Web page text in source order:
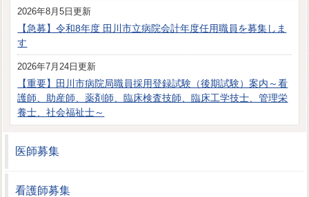
2026年8月5日更新
【急募】令和8年度 田川市立病院会計年度任用職員を募集しま
す
2026年7月24日更新
【重要】田川市病院局職員採用登録試験（後期試験）案内～看
護師、助産師、薬剤師、臨床検査技師、臨床工学技士、管理栄
養士、社会福祉士～
医師募集
看護師募集